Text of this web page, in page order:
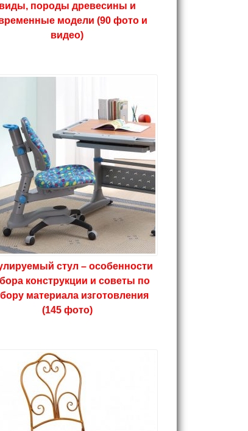
виды, породы древесины и
модели (90 фото и
видео)
стул – особенности
конструкции и советы по
материала изготовления
(145 фото)